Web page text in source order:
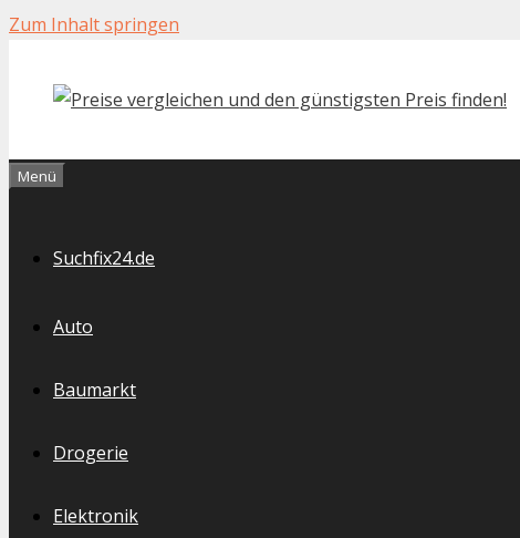
Zum Inhalt springen
Menü
Suchfix24.de
Auto
Baumarkt
Drogerie
Elektronik